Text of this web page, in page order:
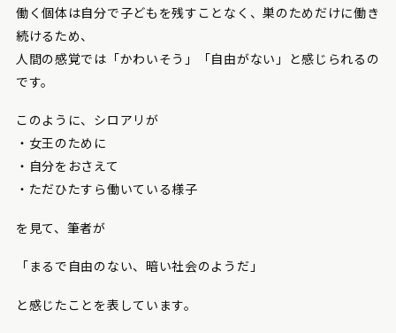
働く個体は自分で子どもを残すことなく、巣のためだけに働き
続けるため、
人間の感覚では「かわいそう」「自由がない」と感じられるの
です。
このように、シロアリが
・女王のために
・自分をおさえて
・ただひたすら働いている様子
を見て、筆者が
「まるで自由のない、暗い社会のようだ」
と感じたことを表しています。